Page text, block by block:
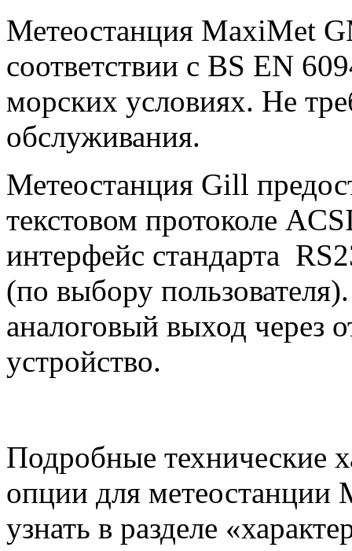
Метеостанция MaxiMet
соответствии с BS EN
морских условиях. Не
обслуживания.
Метеостанция Gill
текстовом протоколе
интерфейс стандарта RS
(по выбору
аналоговый выход через
устройство.
Подробные технические
опции для метеостанции
узнать в разделе